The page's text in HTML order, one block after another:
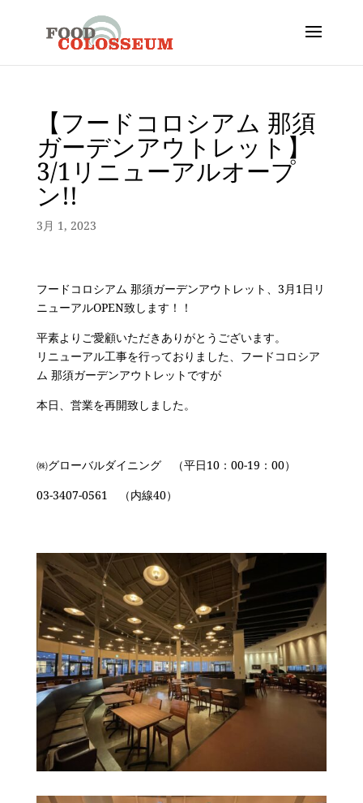
【フードコロシアム 那須
ガーデンアウトレット】
3/1リニューアルオープ
ン!!
3月 1, 2023
フードコロシアム 那須ガーデンアウトレット、3月1日リ
ニューアルOPEN致します！！
平素よりご愛顧いただきありがとうございます。
リニューアル工事を行っておりました、フードコロシア
ム 那須ガーデンアウトレットですが
本日、営業を再開致しました。
㈱グローバルダイニング （平日10：00-19：00）
03-3407-0561 （内線40）